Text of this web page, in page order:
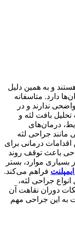
و به همین دلیل
دارد. متاسفانه
ندارند و در
بافت لثه و
درمان‌های
جراحی لثه
درمانی برای
باعث توقف روند
موارد، بستر
فراهم می‌کند.
جراحی لثه،
دوران نقاهت آن
به این جراحی مهم